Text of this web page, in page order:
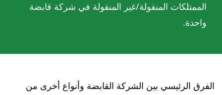
الممتلكات المنقولة/غير المنقولة في شركة قابضة
واحدة.
الفرق الرئيسي بين الشركة القابضة وأنواع أخرى من